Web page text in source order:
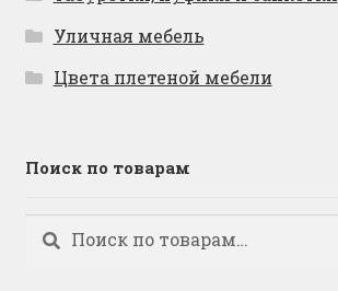
Уличная мебель
Цвета плетеной мебели
Поиск по товарам
Искать:
Поиск